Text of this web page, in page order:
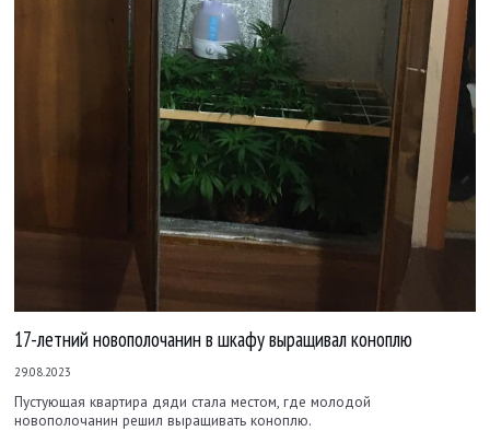
17-летний новополочанин в шкафу выращивал коноплю
29.08.2023
Пустующая квартира дяди стала местом, где молодой
новополочанин решил выращивать коноплю.